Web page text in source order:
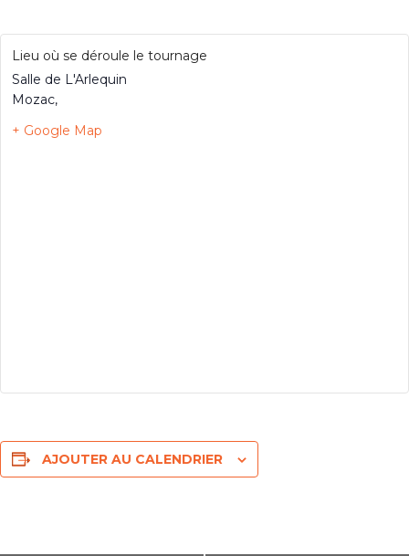
Lieu où se déroule le tournage
Salle de L'Arlequin
Mozac,
+ Google Map
AJOUTER AU CALENDRIER